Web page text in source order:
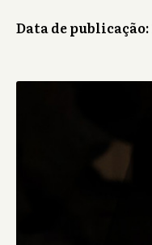
Data de publicação: